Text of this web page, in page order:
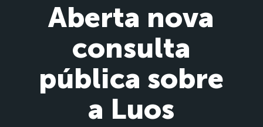
Aberta nova
consulta
pública sobre
a Luos